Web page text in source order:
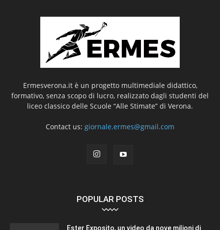
Ermesverona.it è un progetto multimediale didattico,
formativo, senza scopo di lucro, realizzato dagli studenti del
liceo classico delle Scuole “Alle Stimate” di Verona.
Contact us: giornale.ermes@gmail.com
POPULAR POSTS
Ester Exposito, un video da nove milioni di